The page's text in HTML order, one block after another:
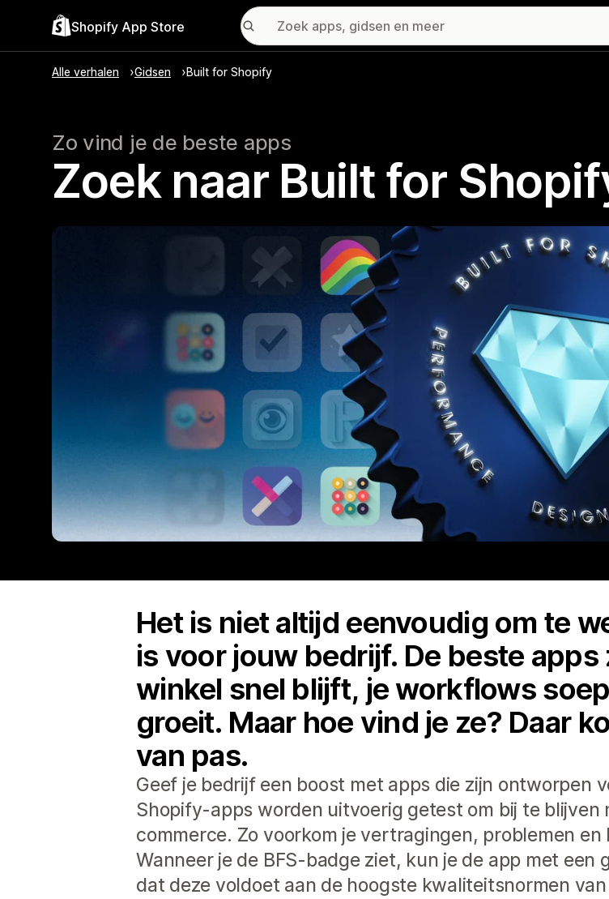
Shopify App Store
Alle verhalen Gidsen Built for Shopify
Zo vind je de beste apps
Zoek naar Built for
Het is niet altijd eenvoudig om te
is voor jouw bedrijf. De beste
winkel snel blijft, je workflows
groeit. Maar hoe vind je ze? Daar
van pas.
Geef je bedrijf een boost met apps die zijn ontworpen
Shopify-apps worden uitvoerig getest om bij te
commerce. Zo voorkom je vertragingen, problemen
Wanneer je de BFS-badge ziet, kun je de app met
dat deze voldoet aan de hoogste kwaliteitsnormen